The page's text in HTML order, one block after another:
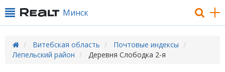
Минск
Витебская область
Почтовые индексы
Лепельский район
Деревня Слободка 2-я